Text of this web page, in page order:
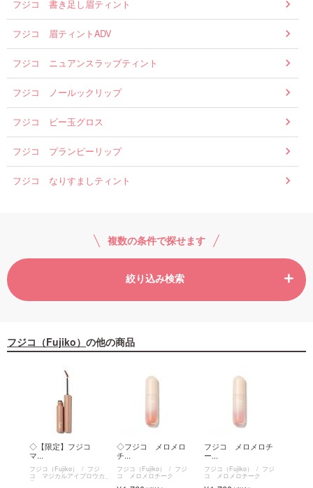
フジコ 書き足し眉ティント
フジコ 眉ティントADV
フジコ ニュアンスラップティント
フジコ ノールックリップ
フジコ ビー玉グロス
フジコ プランピーリップ
フジコ なりすましティント
複数の条件で探せます
絞り込み検索
フジコ（Fujiko） の他の商品
◇【限定】フジコ
マ...
フジコ（Fujiko） フジ
コ マジカルアイブロウカ
ラー
◇フジコ メロメロ
チ...
フジコ（Fujiko） フジ
コ メロメロチーク
フジコ メロメロチ
ー...
フジコ（Fujiko） フジ
コ メロメロチーク